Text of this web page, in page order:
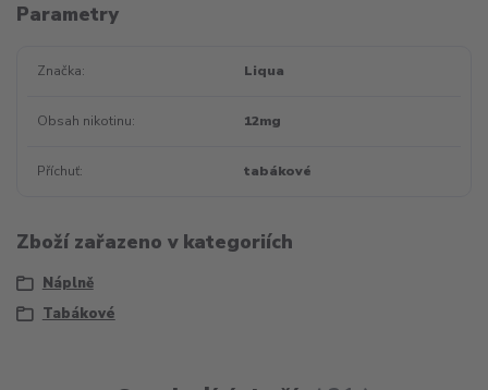
Parametry
Značka Liqua
Obsah nikotinu 12mg
Příchuť tabákové
Zboží zařazeno v kategoriích
Náplně
Tabákové